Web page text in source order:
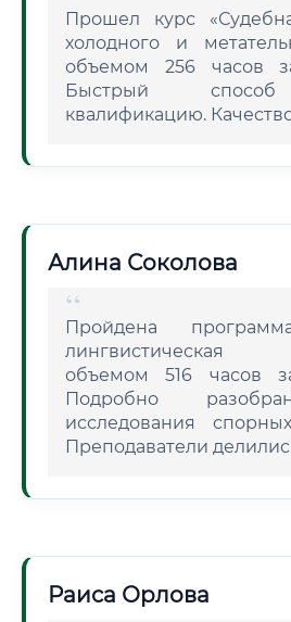
Прошел курс
холодного и
объемом 256 часов
Быстрый
квалификацию.
Алина Соколова
Пройдена
лингвистическая
объемом 516 часов
Подробно
исследования
Преподаватели
Раиса Орлова